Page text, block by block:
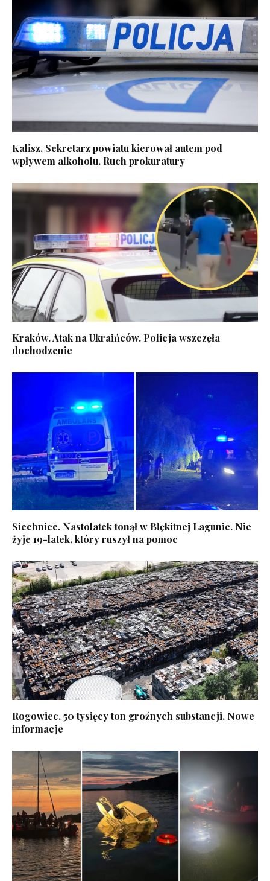
Kalisz. Sekretarz powiatu kierował autem pod
wpływem alkoholu. Ruch prokuratury
Kraków. Atak na Ukraińców. Policja wszczęła
dochodzenie
Siechnice. Nastolatek tonął w Błękitnej Lagunie. Nie
żyje 19-latek, który ruszył na pomoc
Rogowiec. 50 tysięcy ton groźnych substancji. Nowe
informacje